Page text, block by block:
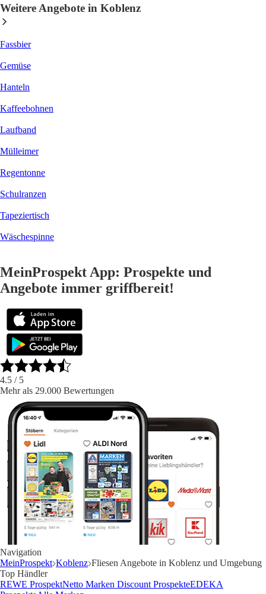
Weitere Angebote in Koblenz
Fassbier
Gemüse
Hanteln
Kaffeebohnen
Laufband
Mülleimer
Regentonne
Schulranzen
Tapeziertisch
Wäschespinne
MeinProspekt App: Prospekte und
Angebote immer griffbereit!
4.5 / 5
Mehr als 29.000 Bewertungen
Navigation
MeinProspekt Koblenz Fliesen Angebote in Koblenz und Umgebung
Top Händler
REWE ProspektNetto Marken Discount ProspekteEDEKA